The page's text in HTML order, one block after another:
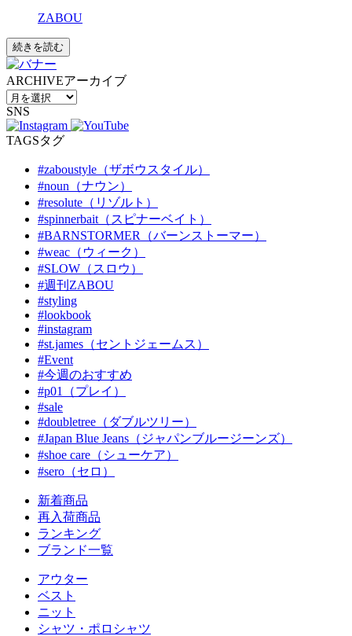
ZABOU
続きを読む
ARCHIVEアーカイブ
SNS
TAGSタグ
#zaboustyle（ザボウスタイル）
#noun（ナウン）
#resolute（リゾルト）
#spinnerbait（スピナーベイト）
#BARNSTORMER（バーンストーマー）
#weac（ウィーク）
#SLOW（スロウ）
#週刊ZABOU
#styling
#lookbook
#instagram
#st.james（セントジェームス）
#Event
#今週のおすすめ
#p01（プレイ）
#sale
#doubletree（ダブルツリー）
#Japan Blue Jeans（ジャパンブルージーンズ）
#shoe care（シューケア）
#sero（セロ）
新着商品
再入荷商品
ランキング
ブランド一覧
アウター
ベスト
ニット
シャツ・ポロシャツ